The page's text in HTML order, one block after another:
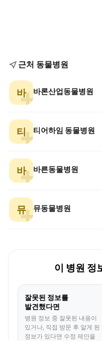
근처 동물병원
바 바론산업동물병원
티 티어하임 동물병원
바 바른동물병원
뮤 뮤동물병원
이 병원 정
잘못된 정보를
발견했다면
병원 정보 중 잘못된 내용이
있거나, 직접 방문 후 알게 된
정보가 있다면 수정 제안을